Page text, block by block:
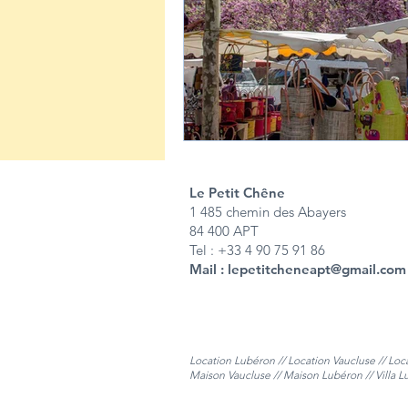
Le Petit Chêne
1 485 chemin des Abayers
84 400 APT
Tel : +33 4 90 75 91 86
Mail : lepetitcheneapt@gmail.com
Location Lubéron // Location Vaucluse //
Maison Vaucluse // Maison Lubéron // Villa